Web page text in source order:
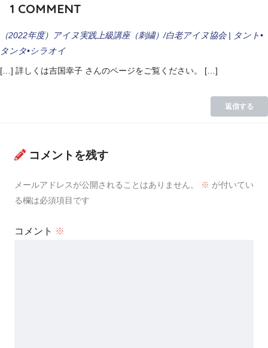
1 COMMENT
（2022年度）アイヌ実践上級講座（刺繍）/白老アイヌ協会 | タント•
タンタ•シラオイ
[…] 詳しくは吉国幸子 さんのページをご覧ください。 […]
返信する
コメントを残す
メールアドレスが公開されることはありません。 ※ が付いてい
る欄は必須項目です
コメント ※